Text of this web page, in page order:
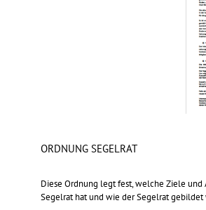
ORDNUNG SEGELRAT
Diese Ordnung legt fest, welche Ziele und
Segelrat hat und wie der Segelrat gebildet